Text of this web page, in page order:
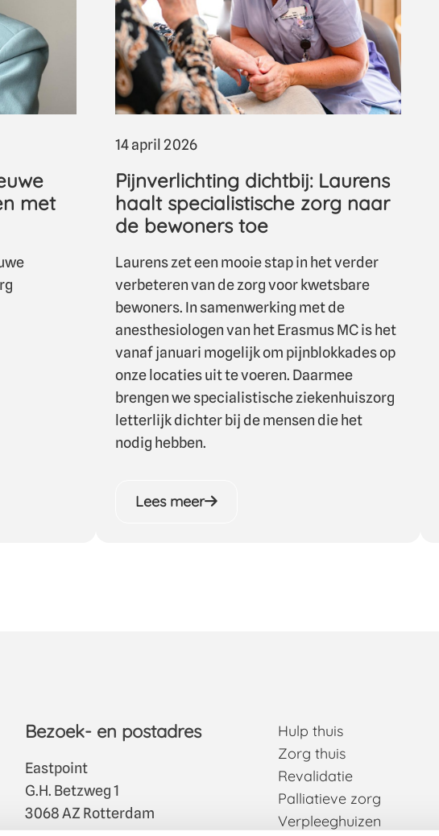
met
14 april 2026
Pijnverlichting dichtbij: Laurens
haalt specialistische zorg naar
de bewoners toe
Laurens zet een mooie stap in het verder
verbeteren van de zorg voor kwetsbare
bewoners. In samenwerking met de
anesthesiologen van het Erasmus MC is het
vanaf januari mogelijk om pijnblokkades op
onze locaties uit te voeren. Daarmee
brengen we specialistische ziekenhuiszorg
letterlijk dichter bij de mensen die het
nodig hebben.
Lees meer
Bezoek- en postadres
Eastpoint
G.H. Betzweg 1
3068 AZ Rotterdam
Hulp thuis
Zorg thuis
Revalidatie
Palliatieve zorg
Verpleeghuizen